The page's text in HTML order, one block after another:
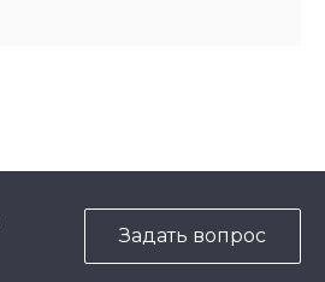
Задать вопрос